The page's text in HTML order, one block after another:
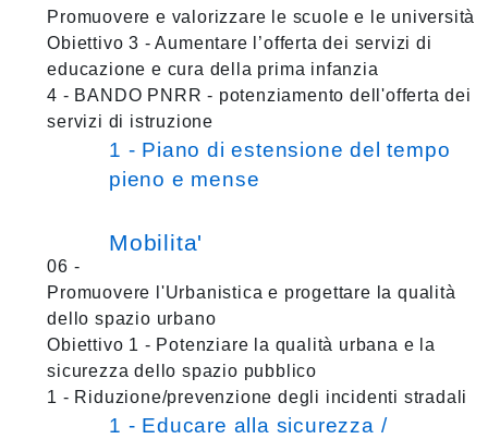
Promuovere e valorizzare le scuole e le università
Obiettivo 3 - Aumentare l’offerta dei servizi di
educazione e cura della prima infanzia
4 - BANDO PNRR - potenziamento dell'offerta dei
servizi di istruzione
1 - Piano di estensione del tempo
pieno e mense
Mobilita'
06 -
Promuovere l'Urbanistica e progettare la qualità
dello spazio urbano
Obiettivo 1 - Potenziare la qualità urbana e la
sicurezza dello spazio pubblico
1 - Riduzione/prevenzione degli incidenti stradali
1 - Educare alla sicurezza /